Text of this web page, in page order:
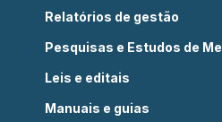
Relatórios de gestão
Pesquisas e Estudos de
Leis e editais
Manuais e guias